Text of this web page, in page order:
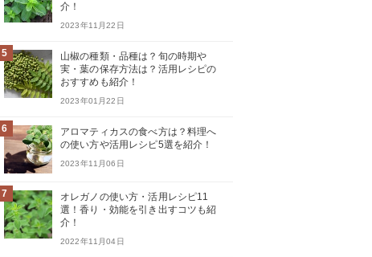
介！
2023年11月22日
5
山椒の種類・品種は？旬の時期や
実・葉の保存方法は？活用レシピの
おすすめも紹介！
2023年01月22日
6
アロマティカスの食べ方は？料理へ
の使い方や活用レシピ5選を紹介！
2023年11月06日
7
オレガノの使い方・活用レシピ11
選！香り・効能を引き出すコツも紹
介！
2022年11月04日